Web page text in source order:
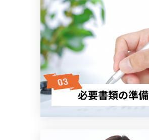
必要書類の準備